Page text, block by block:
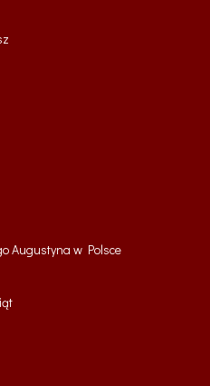
Augustyna w Polsce